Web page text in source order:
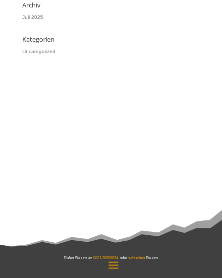
Archiv
Juli 2025
Kategorien
Uncategorized
Rufen Sie uns an 0821 20990024 oder schreiben Sie uns